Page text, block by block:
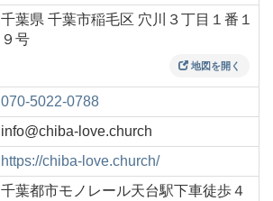
千葉県 千葉市稲毛区 穴川３丁目１番１
９号
地図を開く
070-5022-0788
info@chiba-love.church
https://chiba-love.church/
千葉都市モノレール天台駅下車徒歩４